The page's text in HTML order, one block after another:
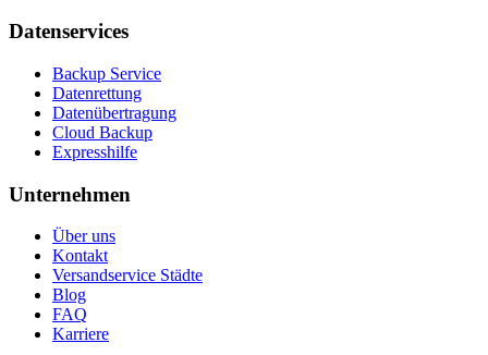
Datenservices
Backup Service
Datenrettung
Datenübertragung
Cloud Backup
Expresshilfe
Unternehmen
Über uns
Kontakt
Versandservice Städte
Blog
FAQ
Karriere